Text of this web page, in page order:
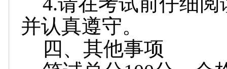
并认真遵守。
四、其他事项